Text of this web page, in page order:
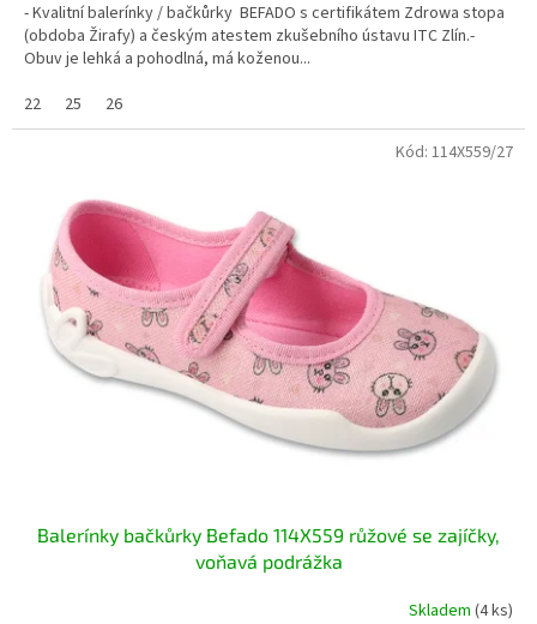
- Kvalitní balerínky / bačkůrky BEFADO s certifikátem Zdrowa stopa
(obdoba Žirafy) a českým atestem zkušebního ústavu ITC Zlín.-
Obuv je lehká a pohodlná, má koženou...
22
25 26
Balerínky bačkůrky Befado 114X559 růžové se zajíčky,
voňavá podrážka
Skladem (4 ks)
Kód: 114X559/27